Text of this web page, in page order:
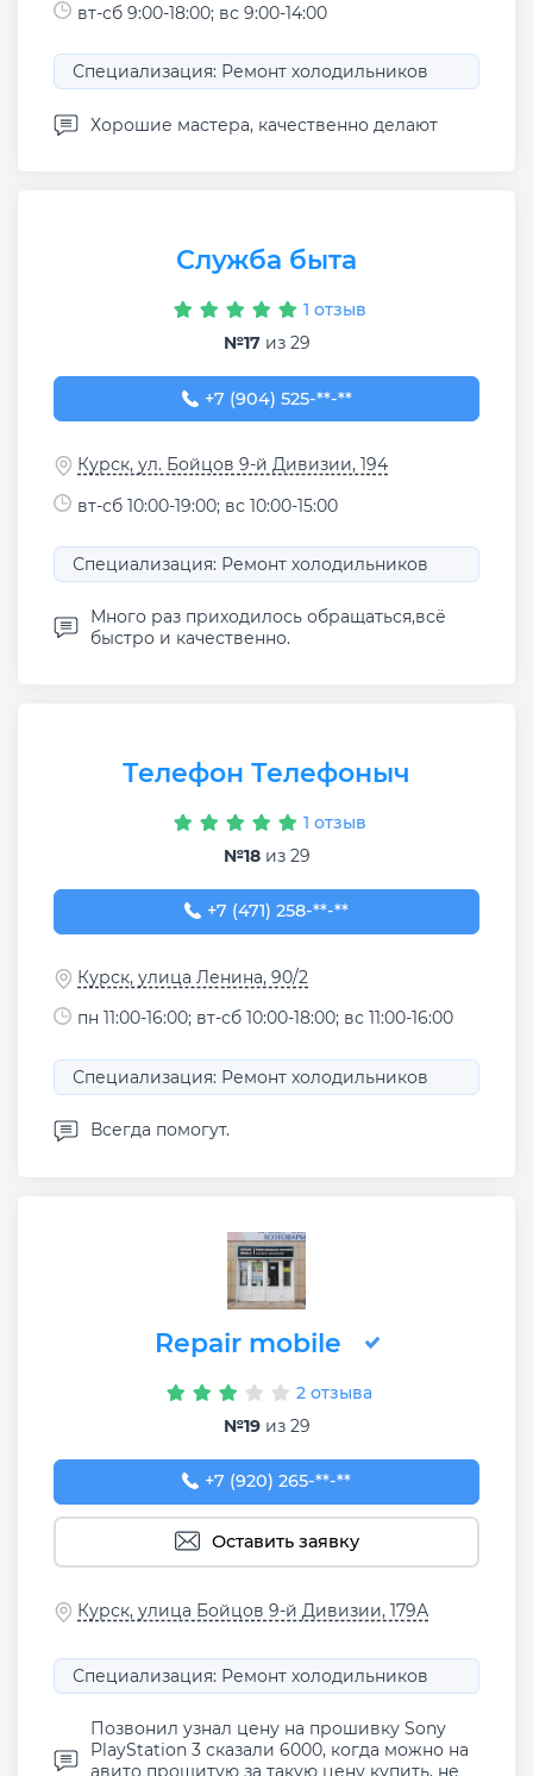
вт-сб 9:00-18:00; вс 9:00-14:00
Специализация: Ремонт холодильников
Хорошие мастера, качественно делают
Служба быта
1 отзыв
№17из 29
+7 (904) 525-64-14
+7 (904) 525-**-**
Курск, ул. Бойцов 9-й Дивизии, 194
вт-сб 10:00-19:00; вс 10:00-15:00
Специализация: Ремонт холодильников
Много раз приходилось обращаться,всё
быстро и качественно.
Телефон Телефоныч
1 отзыв
№18из 29
+7 (471) 258-59-35
+7 (471) 258-**-**
Курск, улица Ленина, 90/2
пн 11:00-16:00; вт-сб 10:00-18:00; вс 11:00-16:00
Специализация: Ремонт холодильников
Всегда помогут.
Repair mobile
2 отзыва
№19из 29
+7 (920) 265-12-30
+7 (920) 265-**-**
Оставить заявку
Курск, улица Бойцов 9-й Дивизии, 179А
Специализация: Ремонт холодильников
Позвонил узнал цену на прошивку Sony
PlayStation 3 сказали 6000, когда можно на
авито прошитую за такую цену купить, не